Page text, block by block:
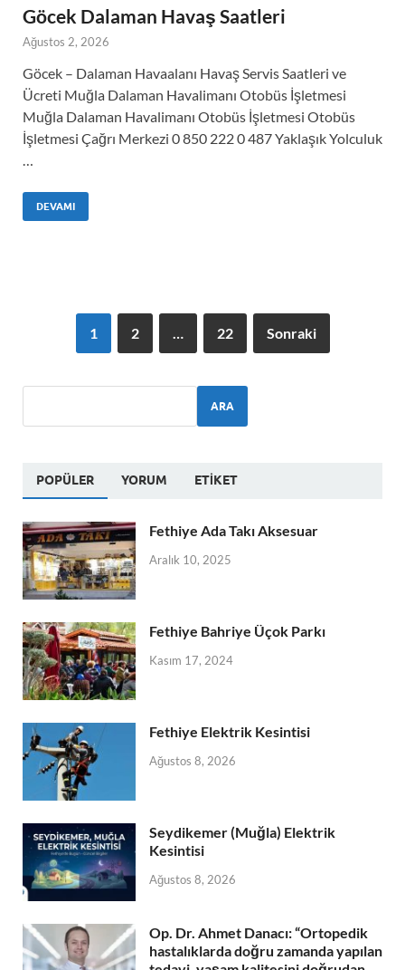
Göcek Dalaman Havaş Saatleri
Ağustos 2, 2026
Göcek – Dalaman Havaalanı Havaş Servis Saatleri ve
Ücreti Muğla Dalaman Havalimanı Otobüs İşletmesi
Muğla Dalaman Havalimanı Otobüs İşletmesi Otobüs
İşletmesi Çağrı Merkezi 0 850 222 0 487 Yaklaşık Yolculuk
…
DEVAMI
1 2 … 22 Sonraki
ARA
POPÜLER YORUM ETIKET
Fethiye Ada Takı Aksesuar
Aralık 10, 2025
Fethiye Bahriye Üçok Parkı
Kasım 17, 2024
Fethiye Elektrik Kesintisi
Ağustos 8, 2026
Seydikemer (Muğla) Elektrik
Kesintisi
Ağustos 8, 2026
Op. Dr. Ahmet Danacı: “Ortopedik
hastalıklarda doğru zamanda yapılan